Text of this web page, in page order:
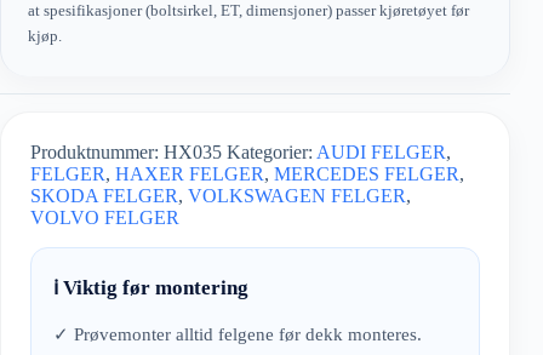
at spesifikasjoner (boltsirkel, ET, dimensjoner) passer kjøretøyet før
kjøp.
Produktnummer: HX035 Kategorier: AUDI FELGER,
FELGER, HAXER FELGER, MERCEDES FELGER,
SKODA FELGER, VOLKSWAGEN FELGER,
VOLVO FELGER
ℹ️ Viktig før montering
✓ Prøvemonter alltid felgene før dekk monteres.